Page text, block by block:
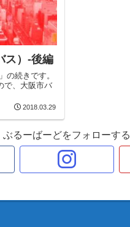
ス）-後編
の続きです。
で、大阪市バ
2018.03.29
ぶるーばーどをフォローする